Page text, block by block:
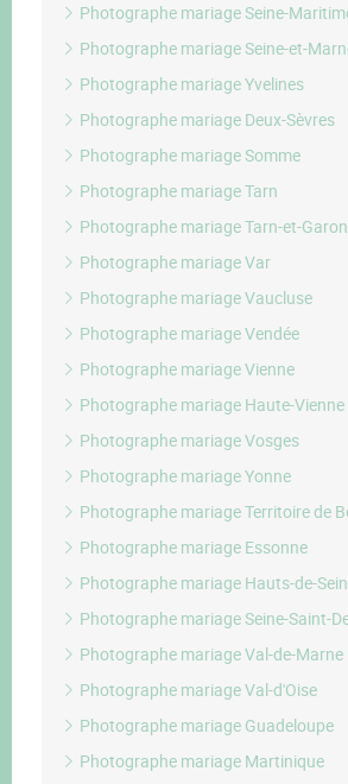
Photographe mariage Seine-
Photographe mariage Seine-et-
Photographe mariage Yvelines
Photographe mariage Deux-Sèvres
Photographe mariage Somme
Photographe mariage Tarn
Photographe mariage Tarn-et-
Photographe mariage Var
Photographe mariage Vaucluse
Photographe mariage Vendée
Photographe mariage Vienne
Photographe mariage Haute-Vienne
Photographe mariage Vosges
Photographe mariage Yonne
Photographe mariage Territoire de
Photographe mariage Essonne
Photographe mariage Hauts-de-
Photographe mariage Seine-Saint-
Photographe mariage Val-de-Marne
Photographe mariage Val-d'Oise
Photographe mariage Guadeloupe
Photographe mariage Martinique